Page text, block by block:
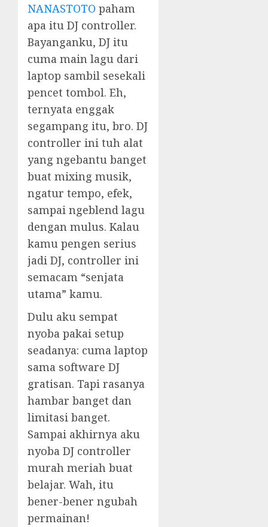
NANASTOTO paham
apa itu DJ controller.
Bayanganku, DJ itu
cuma main lagu dari
laptop sambil sesekali
pencet tombol. Eh,
ternyata enggak
segampang itu, bro. DJ
controller ini tuh alat
yang ngebantu banget
buat mixing musik,
ngatur tempo, efek,
sampai ngeblend lagu
dengan mulus. Kalau
kamu pengen serius
jadi DJ, controller ini
semacam “senjata
utama” kamu.
Dulu aku sempat
nyoba pakai setup
seadanya: cuma laptop
sama software DJ
gratisan. Tapi rasanya
hambar banget dan
limitasi banget.
Sampai akhirnya aku
nyoba DJ controller
murah meriah buat
belajar. Wah, itu
bener-bener ngubah
permainan!